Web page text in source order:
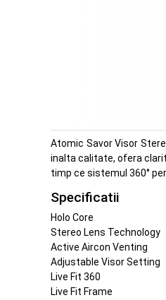
Atomic Savor Visor
inalta calitate, ofera
timp ce sistemul 360°
Specificatii
Holo Core
Stereo Lens Technology
Active Aircon Venting
Adjustable Visor Setting
Live Fit 360
Live Fit Frame